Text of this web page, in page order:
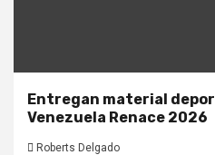
Entregan material
Venezuela Renace 2026
Roberts Delgado